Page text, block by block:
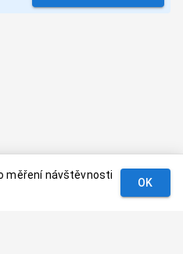
měření návštěvnosti
OK